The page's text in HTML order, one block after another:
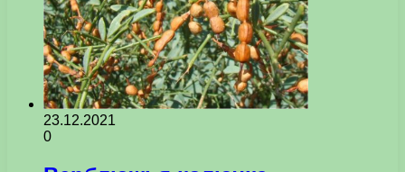
23.12.2021
0